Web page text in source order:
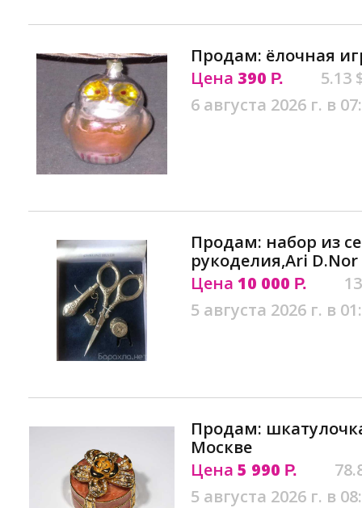
Продам: ёлочная
Цена 390 Р.
5.13
6 августа 2026 г. в
Продам: набор из
рукоделия,Ari
Цена 10 000 Р.
5 августа 2026 г. в
Продам:
Москве
Цена 5 990 Р.
5 августа 2026 г. в